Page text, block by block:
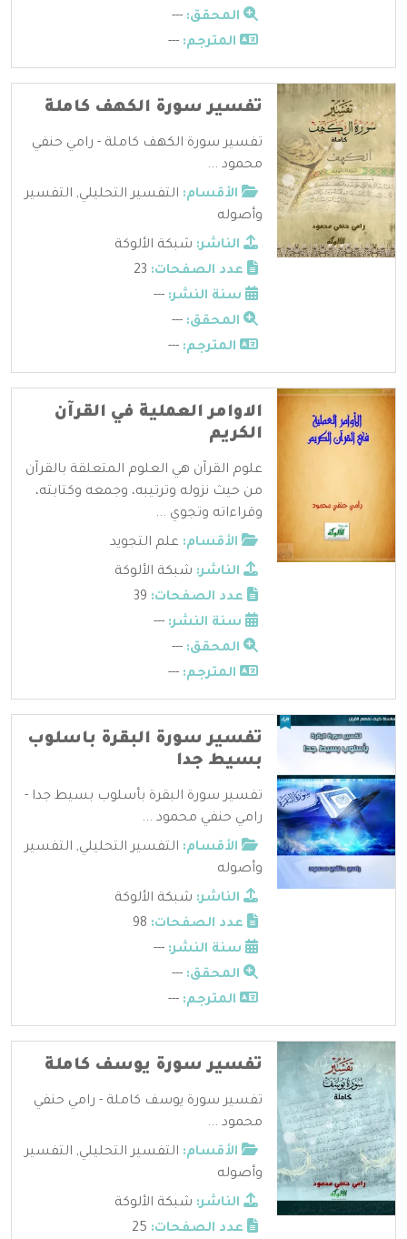
المحقق: ---
المترجم: ---
تفسير سورة الكهف كاملة
تفسير سورة الكهف كاملة - رامي حنفي
محمود ...
الأقسام: التفسير التحليلي, التفسير
وأصوله
الناشر: شبكة الألوكة
عدد الصفحات:
سنة النشر: ---
المحقق: ---
المترجم: ---
الاوامر العملية في القرآن
الكريم
علوم القرآن هي العلوم المتعلقة بالقرآن
من حيث نزوله وترتيبه، وجمعه وكتابته،
وقراءاته وتجوي ...
الأقسام: علم التجويد
الناشر: شبكة الألوكة
عدد الصفحات:
سنة النشر: ---
المحقق: ---
المترجم: ---
تفسير سورة البقرة باسلوب
بسيط جدا
تفسير سورة البقرة بأسلوب بسيط جدا -
رامي حنفي محمود ...
الأقسام: التفسير التحليلي, التفسير
وأصوله
الناشر: شبكة الألوكة
عدد الصفحات:
سنة النشر: ---
المحقق: ---
المترجم: ---
تفسير سورة يوسف كاملة
تفسير سورة يوسف كاملة - رامي حنفي
محمود ...
الأقسام: التفسير التحليلي, التفسير
وأصوله
الناشر: شبكة الألوكة
عدد الصفحات: